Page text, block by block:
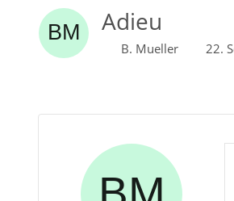
Adieu
B. Mueller 22.